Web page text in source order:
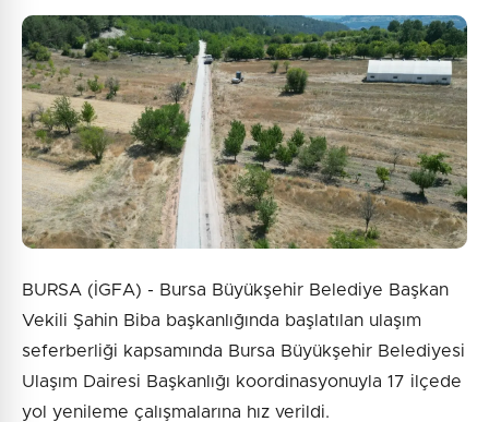
BURSA (İGFA) - Bursa Büyükşehir Belediye Başkan
Vekili Şahin Biba başkanlığında başlatılan ulaşım
seferberliği kapsamında Bursa Büyükşehir Belediyesi
Ulaşım Dairesi Başkanlığı koordinasyonuyla 17 ilçede
yol yenileme çalışmalarına hız verildi.